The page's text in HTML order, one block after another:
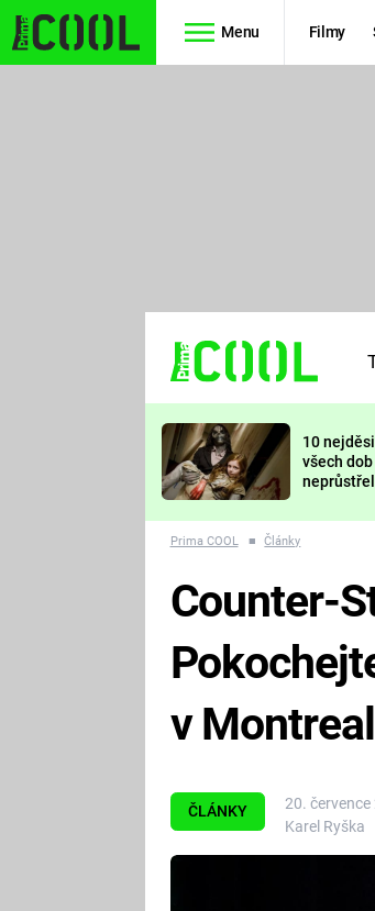
Menu Filmy
TŘESKU
FUTURAMA
10
všech
nejvíc
Prima COOL ■ Články
ČLÁNKY
20.
Karel Ryška
Counter-
v